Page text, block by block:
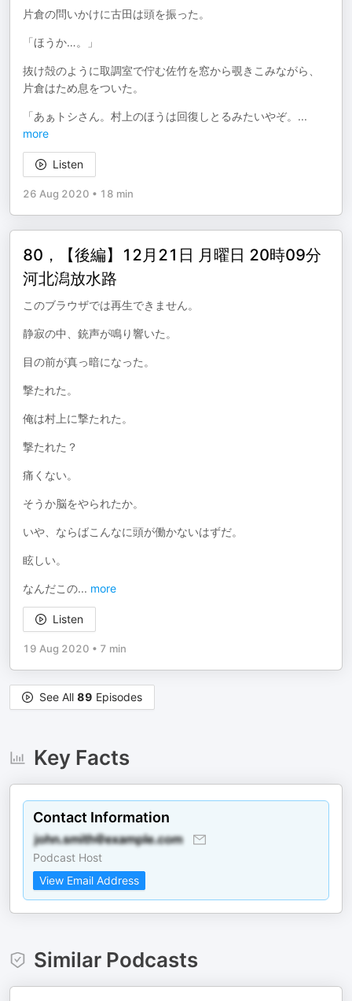
片倉の問いかけに古田は頭を振った。
「ほうか…。」
抜け殻のように取調室で佇む佐竹を窓から覗きこみながら、
片倉はため息をついた。
「あぁトシさん。村上のほうは回復しとるみたいやぞ。 ...
more
Listen
26 Aug 2020 • 18 min
80，【後編】12月21日 月曜日 20時09分
河北潟放水路
このブラウザでは再生できません。
静寂の中、銃声が鳴り響いた。
目の前が真っ暗になった。
撃たれた。
俺は村上に撃たれた。
撃たれた？
痛くない。
そうか脳をやられたか。
いや、ならばこんなに頭が働かないはずだ。
眩しい。
なんだこの... more
Listen
19 Aug 2020 • 7 min
See All 89 Episodes
Key Facts
Contact Information
Podcast Host
View Email Address
Similar Podcasts